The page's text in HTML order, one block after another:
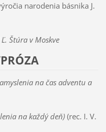
narodenia básnika J.
Štúra v Moskve
na čas adventu a
na každý deň) (rec. I. V.